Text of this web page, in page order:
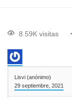
8.59K visitas
Lisvi (anónimo)
29 septiembre, 2021